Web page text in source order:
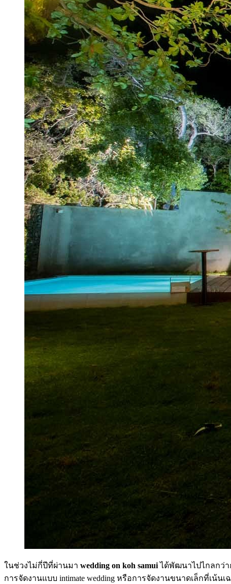
ในช่วงไม่กี่ปีที่ผ่านมา wedding on koh samuiได้พัฒนาไปไกลกว่
การจัดงานแบบ intimate wedding หรือการจัดงานขนาดเล็กที่เ